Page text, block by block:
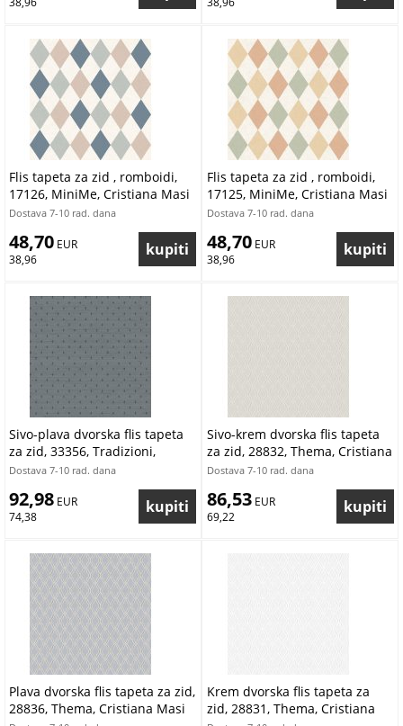
Flis tapeta za zid , romboidi,
17126, MiniMe, Cristiana Masi
by Parato | Ljepilo Gratis
Dostava 7-10 rad. dana
48,70 EUR
38,96
Flis tapeta za zid , romboidi,
17125, MiniMe, Cristiana Masi
by Parato | Ljepilo Gratis
Dostava 7-10 rad. dana
48,70 EUR
38,96
Sivo-plava dvorska flis tapeta
za zid, 33356, Tradizioni,
Cristiana Masi by Parato |
Dostava 7-10 rad. dana
92,98 EUR
74,38
Sivo-krem dvorska flis tapeta
za zid, 28832, Thema, Cristiana
Masi by Parato | Ljepilo Gratis
Dostava 7-10 rad. dana
86,53 EUR
69,22
Plava dvorska flis tapeta za zid,
28836, Thema, Cristiana Masi
Krem dvorska flis tapeta za
zid, 28831, Thema, Cristiana